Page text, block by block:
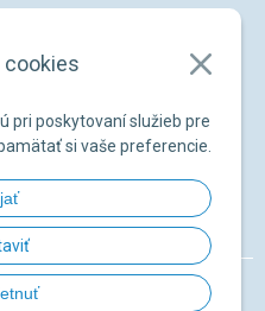
cookies
pri poskytovaní služieb pre
si vaše preferencie.
údajov
zákazníka
na ďalší predaj
heslo
Pohoda Connector NextCom